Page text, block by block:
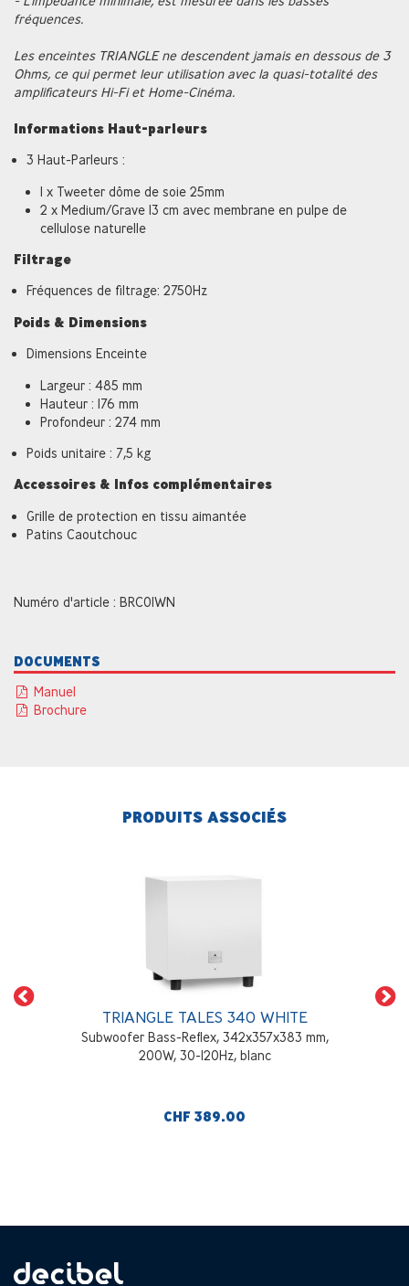
fréquences.
Les enceintes TRIANGLE ne descendent jamais en dessous de 3
Ohms, ce qui permet leur utilisation avec la quasi-totalité des
amplificateurs Hi-Fi et Home-Cinéma.
Informations Haut-parleurs
3 Haut-Parleurs :
1 x Tweeter dôme de soie 25mm
2 x Medium/Grave 13 cm avec membrane en pulpe de
cellulose naturelle
Filtrage
Fréquences de filtrage: 2750Hz
Poids & Dimensions
Dimensions Enceinte
Largeur : 485 mm
Hauteur : 176 mm
Profondeur : 274 mm
Poids unitaire : 7,5 kg
Accessoires & Infos complémentaires
Grille de protection en tissu aimantée
Patins Caoutchouc
Numéro d'article : BRC01WN
DOCUMENTS
Manuel
Brochure
PRODUITS ASSOCIÉS
TRIANGLE TALES 340 WHITE
Subwoofer Bass-Reflex, 342x357x383 mm,
200W, 30-120Hz, blanc
CHF 389.00